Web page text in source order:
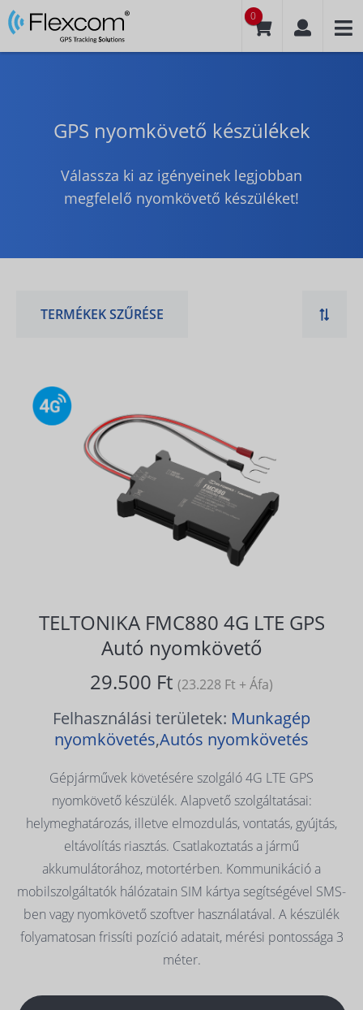
0
GPS nyomkövető készülékek
Válassza ki az igényeinek legjobban
megfelelő nyomkövető készüléket!
TERMÉKEK SZŰRÉSE
TELTONIKA FMC880 4G LTE GPS
Autó nyomkövető
29.500 Ft (23.228 Ft + Áfa)
Felhasználási területek: Munkagép
nyomkövetés,Autós nyomkövetés
Gépjárművek követésére szolgáló 4G LTE GPS
nyomkövető készülék. Alapvető szolgáltatásai:
helymeghatározás, illetve elmozdulás, vontatás, gyújtás,
eltávolítás riasztás. Csatlakoztatás a jármű
akkumulátorához, motortérben. Kommunikáció a
mobilszolgáltatók hálózatain SIM kártya segítségével SMS-
ben vagy nyomkövető szoftver használatával. A készülék
folyamatosan frissíti pozíció adatait, mérési pontossága 3
méter.